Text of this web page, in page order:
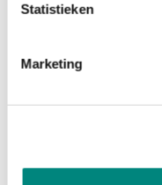
Statistieken
Marketing